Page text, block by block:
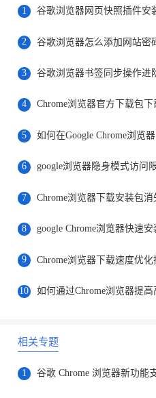
1
2 谷歌浏览器怎么添加网站密
3 谷歌浏览器书签同步操作进
4
5
6
7 Chrome浏览器下载安装包消
8
9
10
相关专题
1